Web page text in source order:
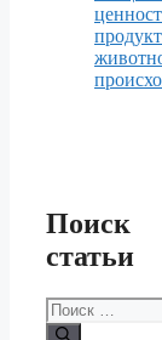
Поиск
статьи
Поиск: